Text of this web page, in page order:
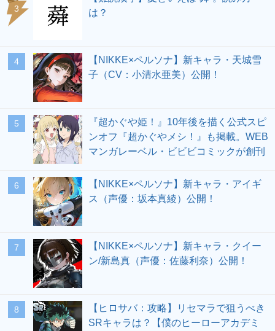
3
は？
4
【NIKKE×ペルソナ】新キャラ・天城雪
子（CV：小清水亜美）公開！
5
『超かぐや姫！』10年後を描く公式スピ
ンオフ『超かぐやメシ！』も掲載。WEB
マンガレーベル・ビビビコミックが創刊
6
【NIKKE×ペルソナ】新キャラ・アイギ
ス（声優：坂本真綾）公開！
7
【NIKKE×ペルソナ】新キャラ・クイー
ン/新島真（声優：佐藤利奈）公開！
8
【ヒロサバ：攻略】リセマラで狙うべき
SRキャラは？【僕のヒーローアカデミ